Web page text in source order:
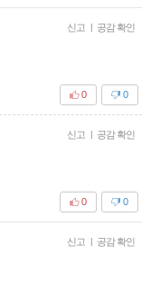
신고 | 공감 확인
0
0
신고 | 공감 확인
0
0
신고 | 공감 확인